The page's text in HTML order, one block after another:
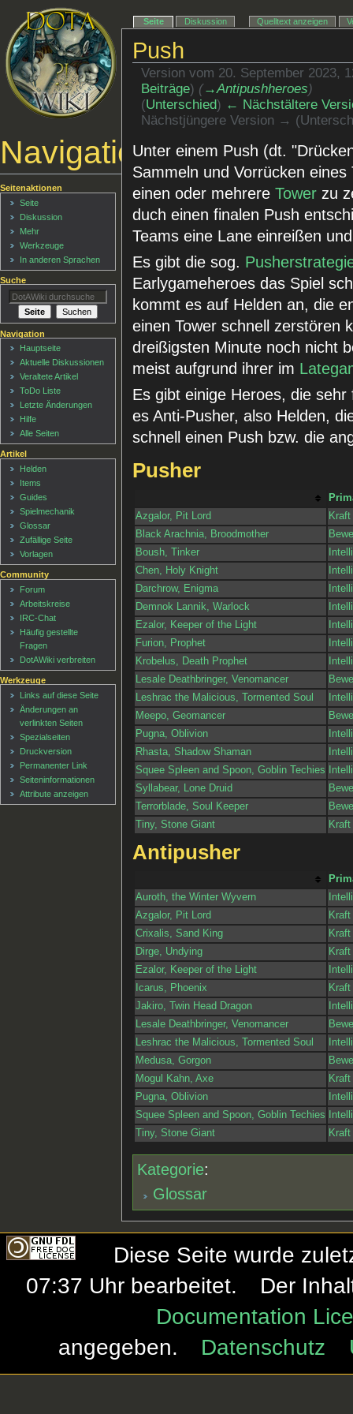
Push
Version vom 20. September 2023,
Beiträge) (→‎Antipushheroes)
(Unterschied) ← Nächstältere
Nächstjüngere Version →
Unter einem Push (dt.
Sammeln und Vorrücken
einen oder mehrereTower zu
duch einen finalen Push
Teams eine Lane einreißen
Es gibt die sog.
Earlygameheroes das Spiel
kommt es auf Helden an, die
einen Tower schnell zerstören
dreißigsten Minute noch nicht
meist aufgrund ihrer im
Es gibt einige Heroes, die
es Anti-Pusher, also Helden,
schnell einen Push bzw. die
Pusher
Azgalor, Pit Lord
Kraft
Black Arachnia, Broodmother
Boush, Tinker
Chen, Holy Knight
Darchrow, Enigma
Demnok Lannik, Warlock
Ezalor, Keeper of the Light
Furion, Prophet
Krobelus, Death Prophet
Lesale Deathbringer, Venomancer
Leshrac the Malicious, Tormented Soul
Meepo, Geomancer
Pugna, Oblivion
Rhasta, Shadow Shaman
Squee Spleen and Spoon, Goblin Techies
Syllabear, Lone Druid
Terrorblade, Soul Keeper
Tiny, Stone Giant
Kraft
Antipusher
Auroth, the Winter Wyvern
Azgalor, Pit Lord
Kraft
Crixalis, Sand King
Kraft
Dirge, Undying
Kraft
Ezalor, Keeper of the Light
Icarus, Phoenix
Kraft
Jakiro, Twin Head Dragon
Lesale Deathbringer, Venomancer
Leshrac the Malicious, Tormented Soul
Medusa, Gorgon
Mogul Kahn, Axe
Kraft
Pugna, Oblivion
Squee Spleen and Spoon, Goblin Techies
Tiny, Stone Giant
Kraft
Kategorie:
Glossar
Navigationsmenü
Seite Diskussion Quelltext anzeigen
Seitenaktionen
Seite
Diskussion
Mehr
Werkzeuge
In anderen Sprachen
Suche
Navigation
Hauptseite
Aktuelle Diskussionen
Veraltete Artikel
ToDo Liste
Letzte Änderungen
Hilfe
Alle Seiten
Artikel
Helden
Items
Guides
Spielmechanik
Glossar
Zufällige Seite
Vorlagen
Community
Forum
Arbeitskreise
IRC-Chat
Häufig gestellte
Fragen
DotAWiki verbreiten
Werkzeuge
Links auf diese Seite
Änderungen an
verlinkten Seiten
Spezialseiten
Druckversion
Permanenter Link
Seiten­informationen
Attribute anzeigen
Diese Seite wurde
07:37 Uhr bearbeitet.
Der
Documentation
angegeben.
Datenschutz